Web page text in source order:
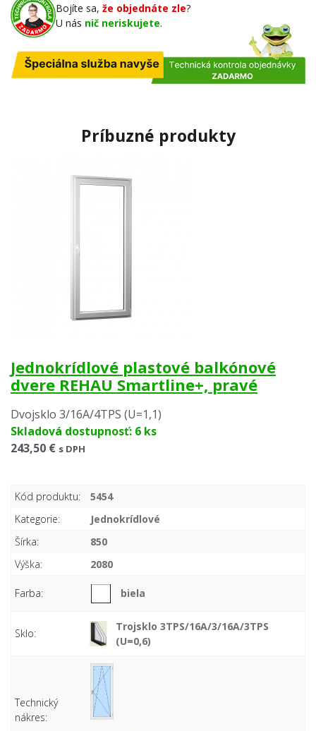
Bojíte sa, že objednáte zle?
U nás nič neriskujete.
Príbuzné produkty
Jednokrídlové plastové balkónové
dvere REHAU Smartline+, pravé
Dvojsklo 3/16A/4TPS (U=1,1)
Skladová dostupnosť: 6 ks
243,50 € s DPH
Kód produktu:
5454
Kategorie:
Jednokrídlové
Šírka:
850
Výška:
2080
Farba: biela
Sklo:
Trojsklo 3TPS/16A/3/16A/3TPS
(U=0,6)
Technický
nákres: